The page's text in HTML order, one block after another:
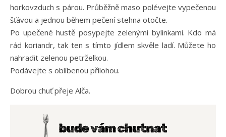
horkovzduch s párou. Průběžně maso polévejte vypečenou
šťávou a jednou během pečení stehna otočte.
Po upečené hustě posypejte zelenými bylinkami. Kdo má
rád koriandr, tak ten s tímto jídlem skvěle ladí. Můžete ho
nahradit zelenou petrželkou.
Podávejte s oblíbenou přílohou.
Dobrou chuť přeje Alča.